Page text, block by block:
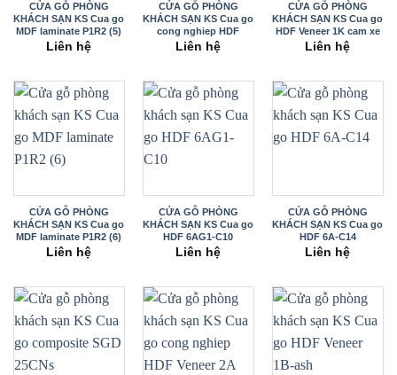
CỬA GỖ PHÒNG
KHÁCH SẠN KS Cua go
MDF laminate P1R2 (5)
Liên hệ
CỬA GỖ PHÒNG
KHÁCH SẠN KS Cua go
cong nghiep HDF
Veneer 3A xoan dao
Liên hệ
CỬA GỖ PHÒNG
KHÁCH SẠN KS Cua go
HDF Veneer 1K cam xe
(3)
Liên hệ
CỬA GỖ PHÒNG
KHÁCH SẠN KS Cua go
MDF laminate P1R2 (6)
Liên hệ
CỬA GỖ PHÒNG
KHÁCH SẠN KS Cua go
HDF 6AG1-C10
Liên hệ
CỬA GỖ PHÒNG
KHÁCH SẠN KS Cua go
HDF 6A-C14
Liên hệ